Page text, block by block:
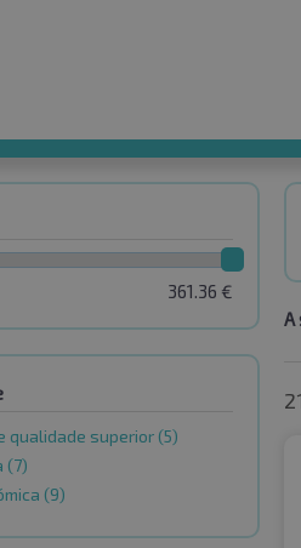
361.36 €
qualidade superior (5)
(7)
(9)
A